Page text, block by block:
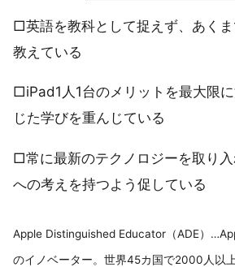
□英語を教科として捉えず、あく
教えている
□iPad1人1台のメリットを最大限
じた学びを重んじている
□常に最新のテクノロジーを取り
への考えを持つよう促している
Apple Distinguished Educator（ADE）
のイノベーター。世界45カ国で2000人以